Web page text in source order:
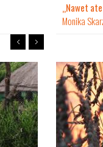
„Nawet
Monika